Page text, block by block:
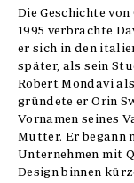
Die Geschichte
1995 verbrachte
er sich in den
später, als sein
Robert Mondavi
gründete er Orin
Vornamen seines
Mutter. Er begann
Unternehmen mit
Design binnen